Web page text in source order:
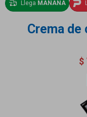
Llega MAÑANA
Crema de
$